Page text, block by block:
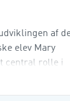
af
elev Mary
central rolle i